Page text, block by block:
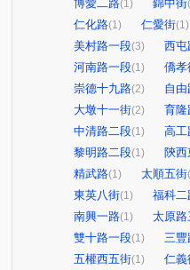
博愛二路(1) 錦中街
仁化路(1) 仁愛街(1)
美村路一段(3) 西屯
河南路一段(1) 僑孝
崇德十九路(2) 自由
大墩十一街(2) 育隆
中清路二段(1) 高工
黎明路二段(1) 陝
精武路(1) 太順五街
東英八街(1) 福科二
南興一路(1) 太原路
雙十路一段(1) 三豐
五權西五街(1) 仁義